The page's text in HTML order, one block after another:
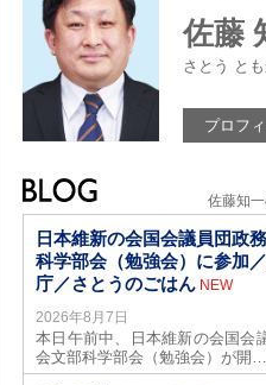
佐藤
さとう と
プロフ
佐藤知
日本維新の会国会議員団政
科学部会（勉強会）に参加
庁／さとうのごはん NEW
2026年8月7日
本日午前中、日本維新の会国会
会文部科学部会（勉強会）が開…